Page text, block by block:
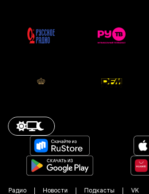
Радио Новости Подкасты VK